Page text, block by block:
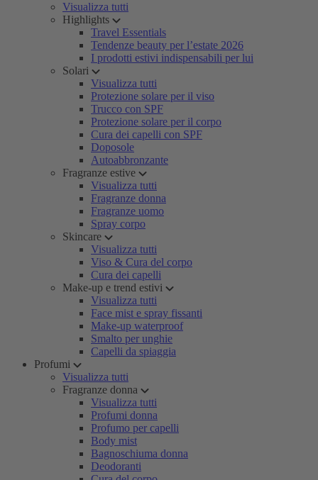
Visualizza tutti
Highlights
Travel Essentials
Tendenze beauty per l’estate 2026
I prodotti estivi indispensabili per lui
Solari
Visualizza tutti
Protezione solare per il viso
Trucco con SPF
Protezione solare per il corpo
Cura dei capelli con SPF
Doposole
Autoabbronzante
Fragranze estive
Visualizza tutti
Fragranze donna
Fragranze uomo
Spray corpo
Skincare
Visualizza tutti
Viso & Cura del corpo
Cura dei capelli
Make-up e trend estivi
Visualizza tutti
Face mist e spray fissanti
Make-up waterproof
Smalto per unghie
Capelli da spiaggia
Profumi
Visualizza tutti
Fragranze donna
Visualizza tutti
Profumi donna
Profumo per capelli
Body mist
Bagnoschiuma donna
Deodoranti